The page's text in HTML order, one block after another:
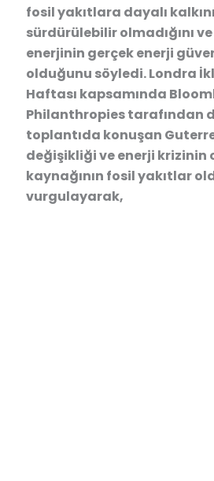
fosil yakıtlara dayalı
sürdürülebilir olmadığını
enerjinin gerçek enerji
olduğunu söyledi. Londra
Haftası kapsamında
Philanthropies tarafından
toplantıda konuşan
değişikliği ve enerji krizinin
kaynağının fosil yakıtlar
vurgulayarak,